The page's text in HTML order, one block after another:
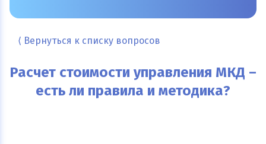
⟨ Вернуться к списку вопросов
Расчет стоимости управления МКД –
есть ли правила и методика?